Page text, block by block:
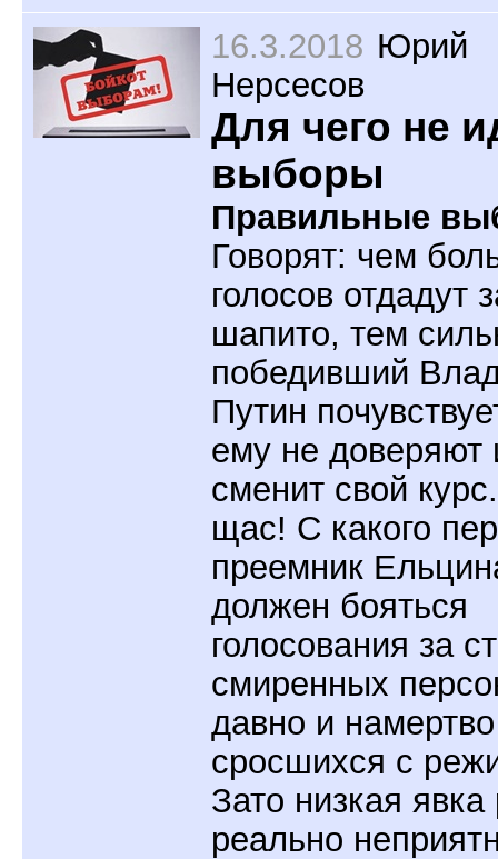
16.3.2018 Юрий
Нерсесов
Для чего не
выборы
Правильные
Говорят: чем
голосов отдадут
шапито, тем
победивший
Путин
ему не доверяют
сменит свой
щас! С какого
преемник
должен бояться
голосования за
смиренных
давно и намертво
сросшихся с
Зато низкая
реально